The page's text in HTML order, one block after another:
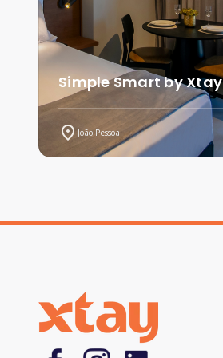
Simple Smart by Xtay
João Pessoa